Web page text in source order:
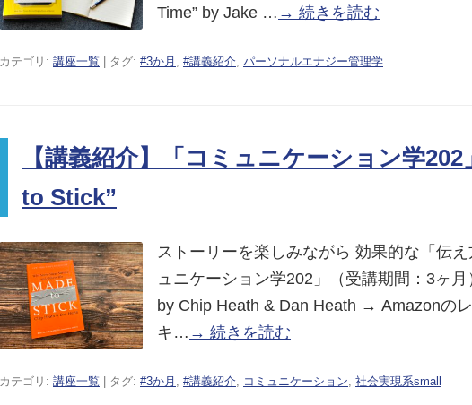
Time” by Jake … → 続きを読む
カテゴリ: 講座一覧 | タグ: #3か月 , #講義紹介, パーソナルエナジー管理学
【講義紹介】「コミュニケーション学
to Stick”
ストーリーを楽しみながら 効果的な「伝え
ュニケーション学202」（受講期間：3ヶ月
by Chip Heath & Dan Heath → Amazonの
キ… → 続きを読む
カテゴリ: 講座一覧 | タグ: #3か月 , #講義紹介, コミュニケーション, 社会実現系small